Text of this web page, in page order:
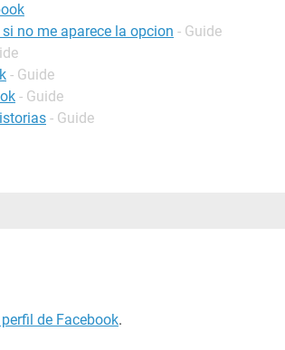
no me aparece la opcion - Guide
- Guide
- Guide
- Guide
de Facebook.